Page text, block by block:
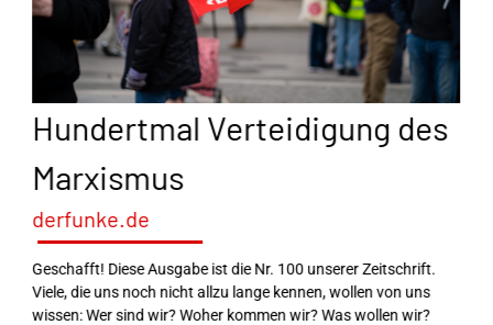
Hundertmal Verteidigung des
Marxismus
derfunke.de
Geschafft! Diese Ausgabe ist die Nr. 100 unserer Zeitschrift.
Viele, die uns noch nicht allzu lange kennen, wollen von uns
wissen: Wer sind wir? Woher kommen wir? Was wollen wir?